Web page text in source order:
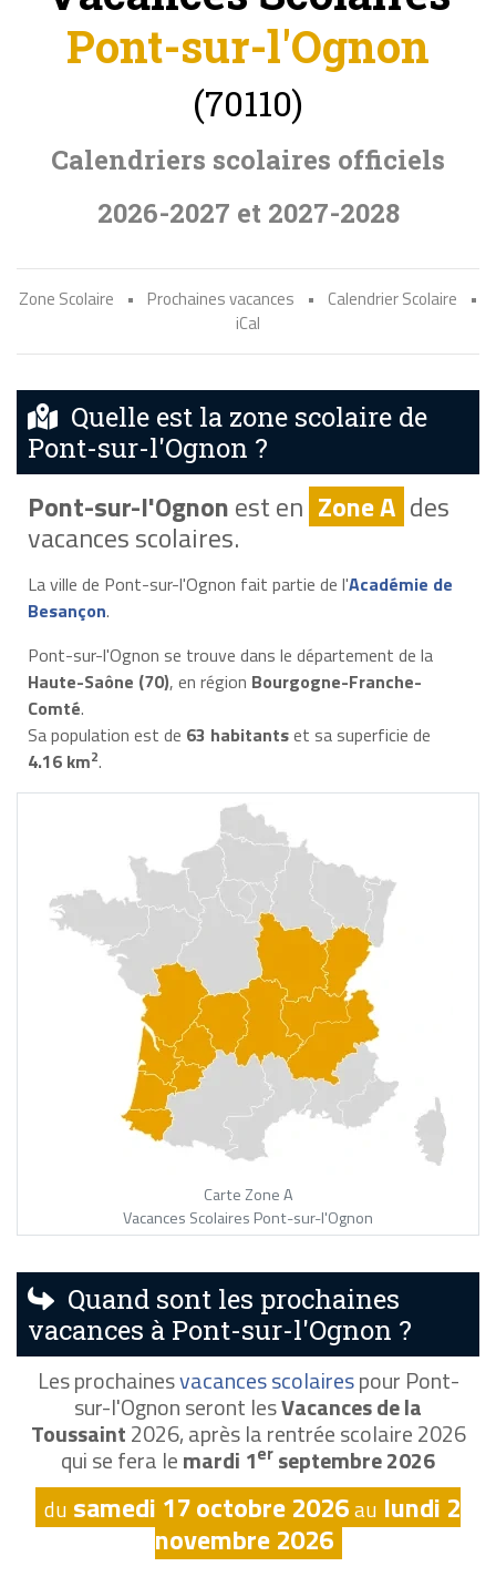
Pont-sur-l'Ognon
(70110)
Calendriers scolaires officiels
2026-2027 et 2027-2028
Zone Scolaire • Prochaines vacances • Calendrier Scolaire
•
iCal
Quelle est la zone scolaire de
Pont-sur-l'Ognon ?
Pont-sur-l'Ognonest en Zone A des
vacances scolaires.
La ville de Pont-sur-l'Ognon fait partie de l'Académie de
Besançon.
Pont-sur-l'Ognon se trouve dans le département de la
Haute-Saône (70), en région Bourgogne-Franche-
Comté.
Sa population est de 63 habitantset sa superficie de
4.16 km2.
Carte Zone A
Vacances Scolaires Pont-sur-l'Ognon
Quand sont les prochaines
vacances à Pont-sur-l'Ognon ?
Les prochainesvacances scolairespour Pont-
sur-l'Ognon seront lesVacances de la
Toussaint2026, après la rentrée scolaire 2026
qui se fera lemardi 1er septembre 2026
du samedi 17 octobre 2026au lundi 2
novembre 2026